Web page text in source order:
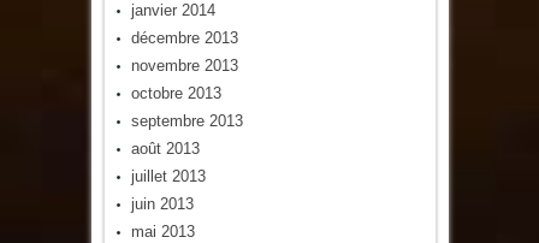
janvier 2014
décembre 2013
novembre 2013
octobre 2013
septembre 2013
août 2013
juillet 2013
juin 2013
mai 2013